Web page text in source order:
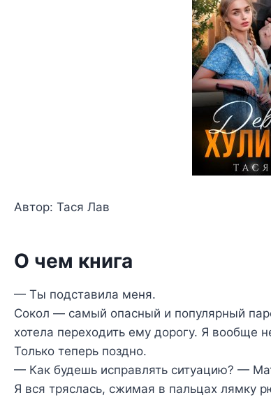
Автор: Тася Лав
О чем книга
— Ты подставила меня.
Сокол — самый опасный и популярный
хотела переходить ему дорогу. Я вообще
Только теперь поздно.
— Как будешь исправлять ситуацию? —
Я вся тряслась, сжимая в пальцах лямку